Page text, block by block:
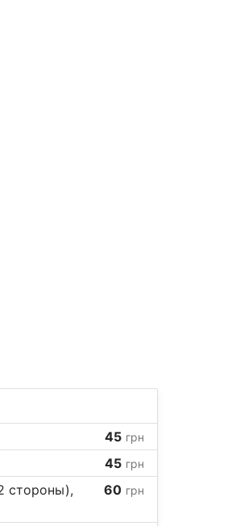
45 грн
45 грн
стороны),
60 грн